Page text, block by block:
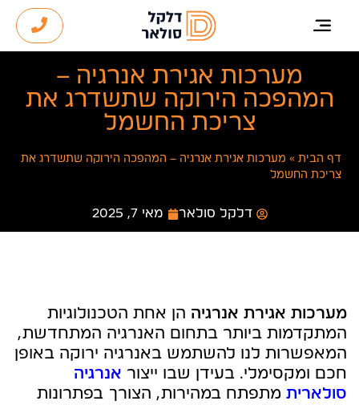
מערכות אגירת אנרגיה –
המהפכה הירוקה שתשדרג את
צריכת החשמל
דף הבית » מערכות אגירת אנרגיה – המהפכה הירוקה שתשדרג את
צריכת החשמל
דלקל סולאר מאי 7, 2025
מערכות אגירת אנרגיה הן אחת הטכנולוגיות
המתקדמות ביותר בתחום האנרגיה המתחדשת,
המאפשרות לנו להשתמש באנרגיה ירוקה באופן
חכם ומקסימלי. בעידן שבו ייצור אנרגיה
סולארית מתפתח במהירות, הצורך בפתרונות